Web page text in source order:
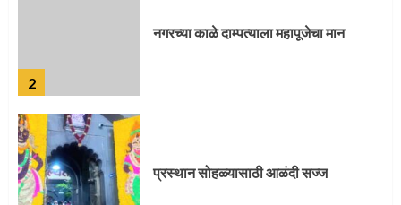
2
नगरच्या काळे दाम्पत्याला महापूजेचा मान
प्रस्थान सोहळ्यासाठी आळंदी सज्ज